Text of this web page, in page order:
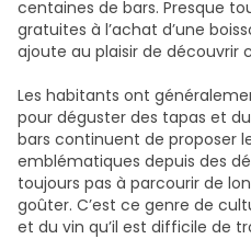
centaines de bars. Presque
gratuites à l’achat d’une
ajoute au plaisir de découvrir
Les habitants ont
pour déguster des tapas et
bars continuent de proposer
emblématiques depuis des
toujours pas à parcourir de
goûter. C’est ce genre de
et du vin qu’il est difficile de